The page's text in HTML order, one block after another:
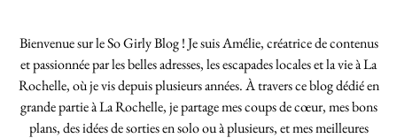
Bienvenue sur le So Girly Blog ! Je suis Amélie, créatrice de contenus
et passionnée par les belles adresses, les escapades locales et la vie à La
Rochelle, où je vis depuis plusieurs années. À travers ce blog dédié en
grande partie à La Rochelle, je partage mes coups de cœur, mes bons
plans, des idées de sorties en solo ou à plusieurs, et mes meilleures